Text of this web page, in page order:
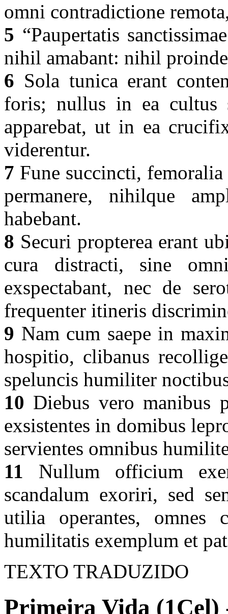
omni contradictione
5 “Paupertatis
nihil amabant: nihil
6 Sola tunica erant
foris; nullus in ea cultus
apparebat, ut in ea
viderentur.
7 Fune succincti,
permanere, nihilque
habebant.
8 Securi propterea erant
cura distracti, sine
exspectabant, nec de
frequenter itineris
9 Nam cum saepe in
hospitio, clibanus
speluncis humiliter
10 Diebus vero manibus
exsistentes in domibus
servientes omnibus
11 Nullum officium
scandalum exoriri, sed
utilia operantes, omnes
humilitatis exemplum et
TEXTO TRADUZIDO
Primeira Vida (1Cel)